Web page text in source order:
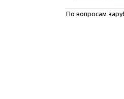
По вопросам